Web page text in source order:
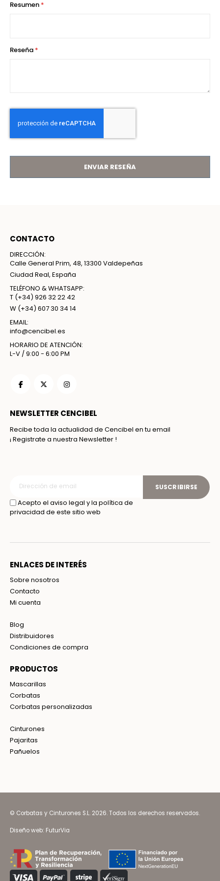
Resumen
Reseña
ENVIAR RESEÑA
CONTACTO
DIRECCIÓN:
Calle General Prim, 48, 13300 Valdepeñas
Ciudad Real, España
TELÉFONO & WHATSAPP:
T (+34) 926 32 22 42
W (+34) 607 30 34 14
EMAIL:
info@cencibel.es
HORARIO DE ATENCIÓN:
L-V / 9:00 - 6:00 PM
NEWSLETTER CENCIBEL
Recibe toda la actualidad de Cencibel en tu email
¡ Registrate a nuestra Newsletter !
Acepto el aviso legal y la política de
privacidad de este sitio web
SUSCRIBIRSE
ENLACES DE INTERÉS
Sobre nosotros
Contacto
Mi cuenta
Blog
Distribuidores
Condiciones de compra
PRODUCTOS
Mascarillas
Corbatas
Corbatas personalizadas
Cinturones
Pajaritas
Pañuelos
© Corbatas y Cinturones S.L. 2026. Todos los derechos reservados.
Diseño web: FuturVia